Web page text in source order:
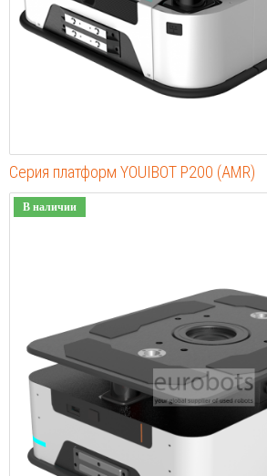
Серия платформ YOUIBOT P200 (AMR)
В наличии